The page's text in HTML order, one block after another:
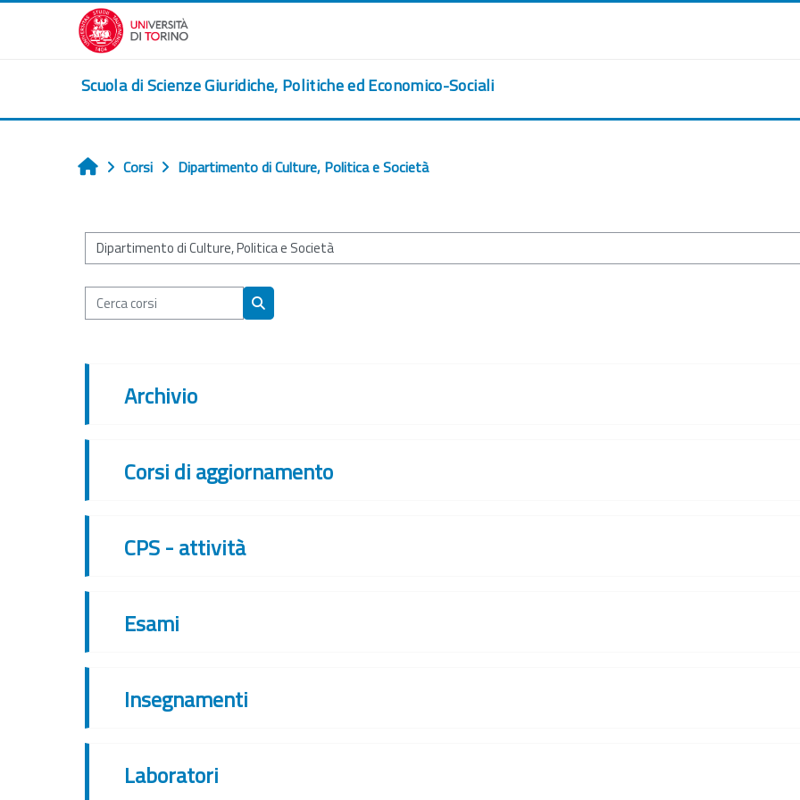
Vai al contenuto principale
Scuola di Scienze Giuridiche, Politiche ed Economico-Sociali
Home
Corsi Dipartimento di Culture, Politica e Società
Categorie di corso
Cerca corsi
Cerca corsi
Archivio
Corsi di aggiornamento
CPS - attività
Esami
Insegnamenti
Laboratori